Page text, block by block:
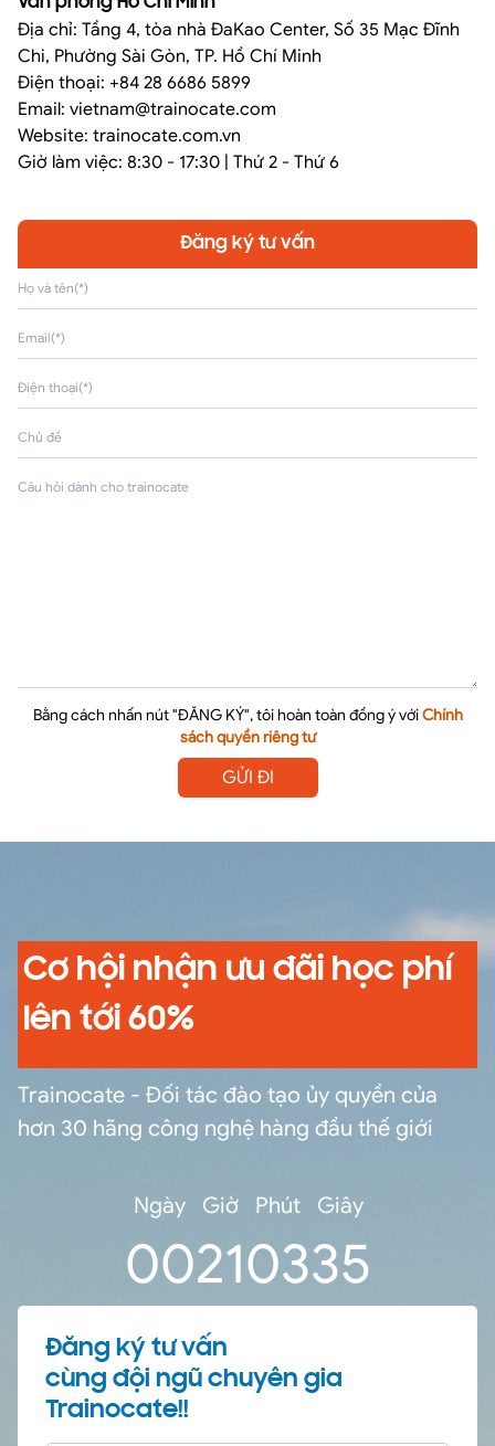
Địa chỉ: Tầng 4, tòa nhà ĐaKao Center, Số 35 Mạc Đĩnh
Chi, Phường Sài Gòn, TP. Hồ Chí Minh
Điện thoại: +84 28 6686 5899
Email: vietnam@trainocate.com​
Website: trainocate.com.vn
Giờ làm việc: 8:30 - 17:30 | Thứ 2 - Thứ 6
Đăng ký tư vấn
Bằng cách nhấn nút "ĐĂNG KÝ", tôi hoàn toàn đồng ý với Chính
sách quyền riêng tư
GỬI ĐI
Cơ hội nhận ưu đãi học phí
lên tới 60%
Trainocate - Đối tác đào tạo ủy quyền của
hơn 30 hãng công nghệ hàng đầu thế giới
Ngày
00
Giờ
21
Phút
03
Giây
35
Đăng ký tư vấn
cùng đội ngũ chuyên gia
Trainocate!!